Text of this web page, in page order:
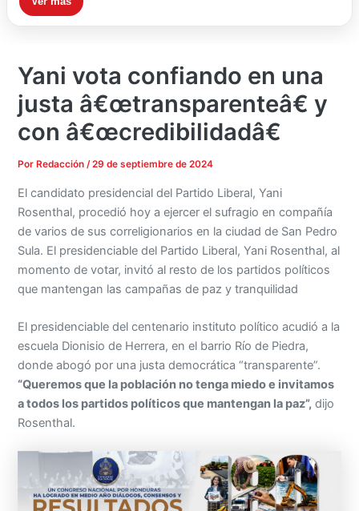
Yani vota confiando en una
justa â€œtransparenteâ€ y
con â€œcredibilidadâ€
Por Redacción/29 de septiembre de 2024
El candidato presidencial del Partido Liberal, Yani
Rosenthal, procedió hoy a ejercer el sufragio en compañía
de varios de sus correligionarios en la ciudad de San Pedro
Sula. El presidenciable del Partido Liberal, Yani Rosenthal, al
momento de votar, invitó al resto de los partidos políticos
que mantengan las campañas de paz y tranquilidad
El presidenciable del centenario instituto político acudió a la
escuela Dionisio de Herrera, en el barrio Río de Piedra,
donde abogó por una justa democrática “transparente”.
“Queremos que la población no tenga miedo e invitamos
a todos los partidos políticos que mantengan la paz”, dijo
Rosenthal.